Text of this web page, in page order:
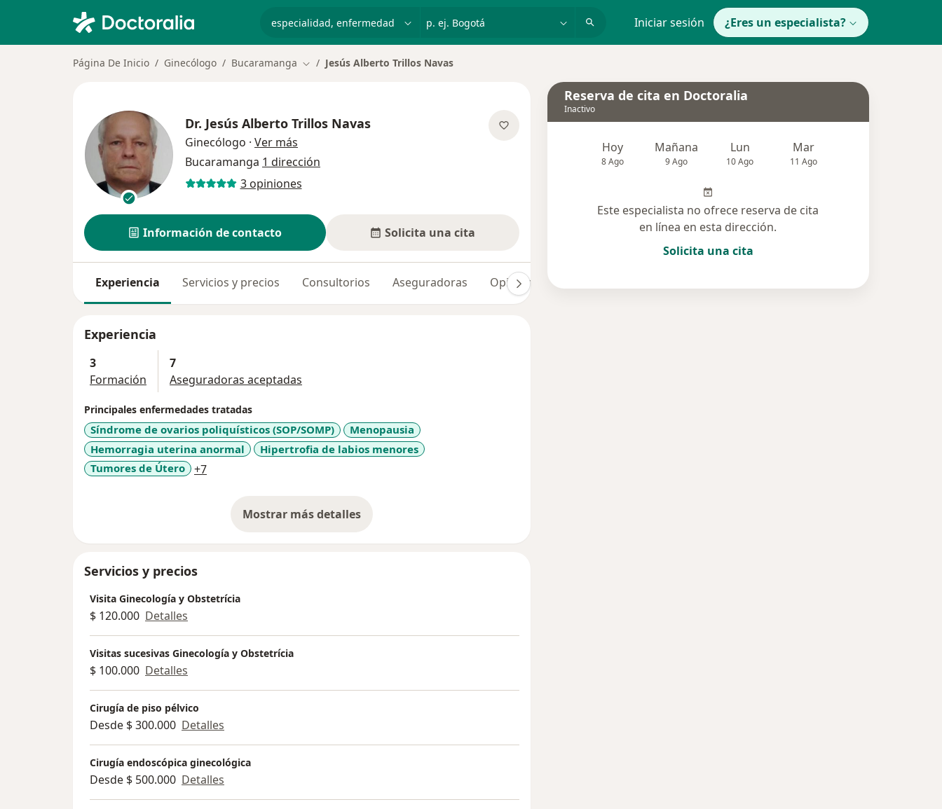
p. ej. Bogotá Iniciar sesión ¿Eres un especialista?
Página De Inicio Ginecólogo Bucaramanga Cambiar de ciudad
Jesús Alberto Trillos Navas
Dr. Jesús Alberto Trillos Navas
Ginecólogo · Ver más
Bucaramanga 1 dirección
3 opiniones
Información de contacto Solicita una cita
Experiencia Servicios y precios Consultorios Aseguradoras Opiniones (3)
Experiencia
3
Formación
7
Aseguradoras aceptadas
Principales enfermedades tratadas
Síndrome de ovarios poliquísticos (SOP/SOMP)
Menopausia
Hemorragia uterina anormal
Hipertrofia de labios menores
Tumores de Útero
+7a11y_sr_more_diseases
Mostrar más detalles
sobre la experiencia
Servicios y precios
Visita Ginecología y Obstetrícia
$ 120.000 Detalles
Visitas sucesivas Ginecología y Obstetrícia
$ 100.000 Detalles
Cirugía de piso pélvico
Desde $ 300.000 Detalles
Cirugía endoscópica ginecológica
Desde $ 500.000 Detalles
Reserva de cita en Doctoralia
Inactivo
Hoy
8 Ago
Mañana
9 Ago
Lun
10 Ago
Mar
11 Ago
Este especialista no ofrece reserva de cita
en línea en esta dirección.
Solicita una cita